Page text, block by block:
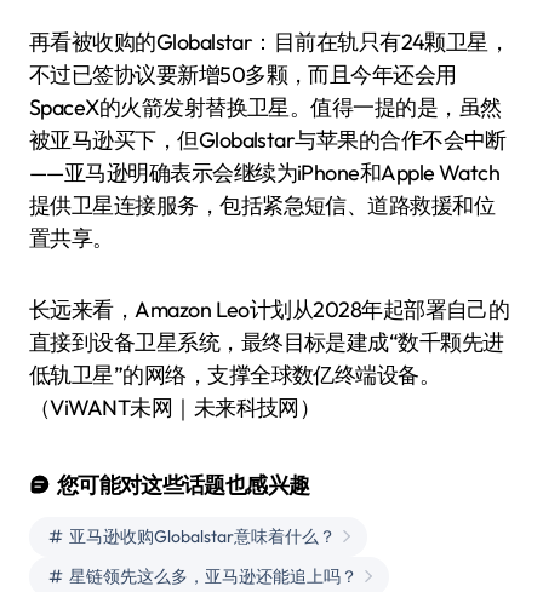
再看被收购的Globalstar：目前在轨只有24颗卫星，
不过已签协议要新增50多颗，而且今年还会用
SpaceX的火箭发射替换卫星。值得一提的是，虽然
被亚马逊买下，但Globalstar与苹果的合作不会中断
——亚马逊明确表示会继续为iPhone和Apple Watch
提供卫星连接服务，包括紧急短信、道路救援和位
置共享。
长远来看，Amazon Leo计划从2028年起部署自己的
直接到设备卫星系统，最终目标是建成“数千颗先进
低轨卫星”的网络，支撑全球数亿终端设备。
（ViWANT未网｜未来科技网）
您可能对这些话题也感兴趣
亚马逊收购Globalstar意味着什么？
星链领先这么多，亚马逊还能追上吗？